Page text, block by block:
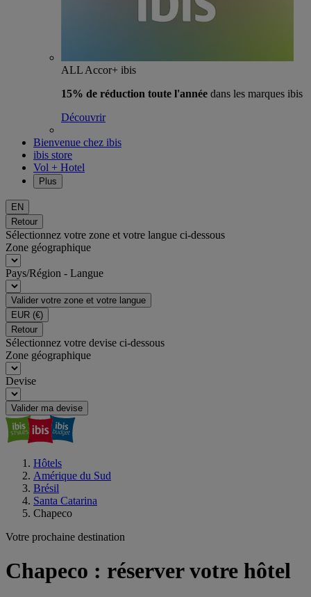
ALL Accor+ ibis
15% de réduction toute l'année dans les marques ibis
Découvrir
Bienvenue chez ibis
ibis store
Vol + Hotel
Plus
EN
Retour
Sélectionnez votre zone et votre langue ci-dessous
Zone géographique
Pays/Région - Langue
Valider votre zone et votre langue
EUR (€)
Retour
Sélectionnez votre devise ci-dessous
Zone géographique
Devise
Valider ma devise
Hôtels
Amérique du Sud
Brésil
Santa Catarina
Chapeco
Votre prochaine destination
Chapeco : réserver votre hôtel